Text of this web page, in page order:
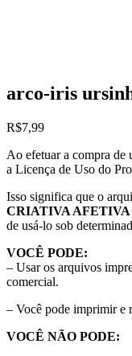
arco-iris
R$7,99
Ao efetuar a compra de
a Licença de Uso do
Isso significa que o
CRIATIVA AFETIVA
de usá-lo sob
VOCÊ PODE:
– Usar os arquivos
comercial.
– Você pode imprimir e
VOCÊ NÃO PODE: